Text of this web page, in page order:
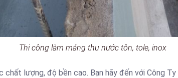
Thi công làm máng thu nước tôn, tole, inox
lượng, độ bền cao. Bạn hãy đến với Công